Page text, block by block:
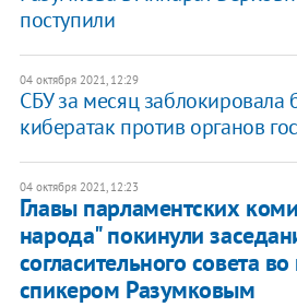
поступили
04 октября 2021, 12:29
СБУ за месяц заблокировала
кибератак против органов
04 октября 2021, 12:23
Главы парламентских
народа" покинули
согласительного совета во
спикером Разумковым